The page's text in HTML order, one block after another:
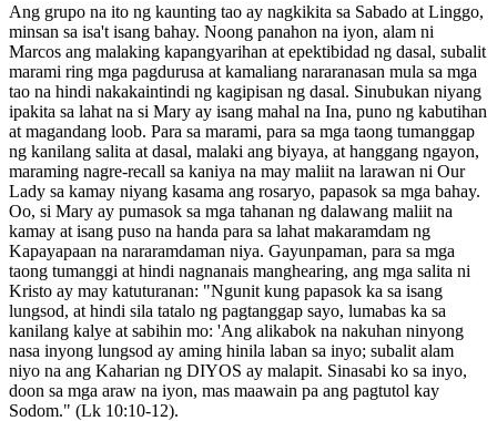
Ang grupo na ito ng kaunting tao ay nagkikita sa Sabado at Linggo,
minsan sa isa't isang bahay. Noong panahon na iyon, alam ni
Marcos ang malaking kapangyarihan at epektibidad ng dasal, subalit
marami ring mga pagdurusa at kamaliang nararanasan mula sa mga
tao na hindi nakakaintindi ng kagipisan ng dasal. Sinubukan niyang
ipakita sa lahat na si Mary ay isang mahal na Ina, puno ng kabutihan
at magandang loob. Para sa marami, para sa mga taong tumanggap
ng kanilang salita at dasal, malaki ang biyaya, at hanggang ngayon,
maraming nagre-recall sa kaniya na may maliit na larawan ni Our
Lady sa kamay niyang kasama ang rosaryo, papasok sa mga bahay.
Oo, si Mary ay pumasok sa mga tahanan ng dalawang maliit na
kamay at isang puso na handa para sa lahat makaramdam ng
Kapayapaan na nararamdaman niya. Gayunpaman, para sa mga
taong tumanggi at hindi nagnanais manghearing, ang mga salita ni
Kristo ay may katuturanan: "Ngunit kung papasok ka sa isang
lungsod, at hindi sila tatalo ng pagtanggap sayo, lumabas ka sa
kanilang kalye at sabihin mo: 'Ang alikabok na nakuhan ninyong
nasa inyong lungsod ay aming hinila laban sa inyo; subalit alam
niyo na ang Kaharian ng DIYOS ay malapit. Sinasabi ko sa inyo,
doon sa mga araw na iyon, mas maawain pa ang pagtutol kay
Sodom." (Lk 10:10-12).